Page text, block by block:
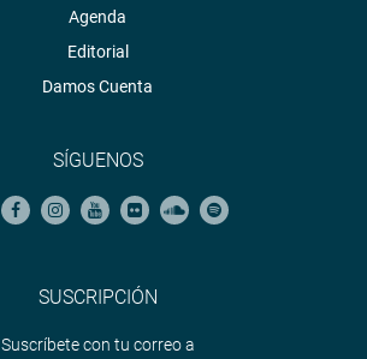
Agenda
Editorial
Damos Cuenta
SÍGUENOS
SUSCRIPCIÓN
Suscríbete con tu correo a